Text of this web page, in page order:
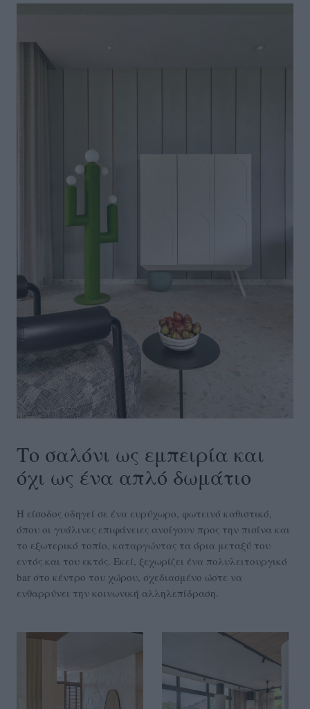
Το σαλόνι ως εμπειρία και
όχι ως ένα απλό δωμάτιο
Η είσοδος οδηγεί σε ένα ευρύχωρο, φωτεινό καθιστικό,
όπου οι γυάλινες επιφάνειες ανοίγουν προς την πισίνα και
το εξωτερικό τοπίο, καταργώντας τα όρια μεταξύ του
εντός και του εκτός. Εκεί, ξεχωρίζει ένα πολυλειτουργικό
bar στο κέντρο του χώρου, σχεδιασμένο ώστε να
ενθαρρύνει την κοινωνική αλληλεπίδραση.